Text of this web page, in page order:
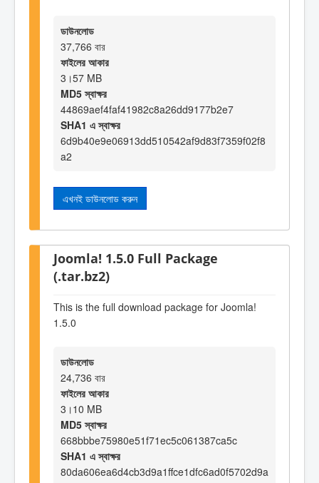
ডাউনলোড
37,766 বার
ফাইলের আকার
3।57 MB
MD5 স্বাক্ষর
44869aef4faf41982c8a26dd9177b2e7
SHA1 এ স্বাক্ষর
6d9b40e9e06913dd510542af9d83f7359f02f8
a2
এখনই ডাউনলোড করুন
Joomla! 1.5.0 Full Package
(.tar.bz2)
This is the full download package for Joomla!
1.5.0
ডাউনলোড
24,736 বার
ফাইলের আকার
3।10 MB
MD5 স্বাক্ষর
668bbbe75980e51f71ec5c061387ca5c
SHA1 এ স্বাক্ষর
80da606ea6d4cb3d9a1ffce1dfc6ad0f5702d9a